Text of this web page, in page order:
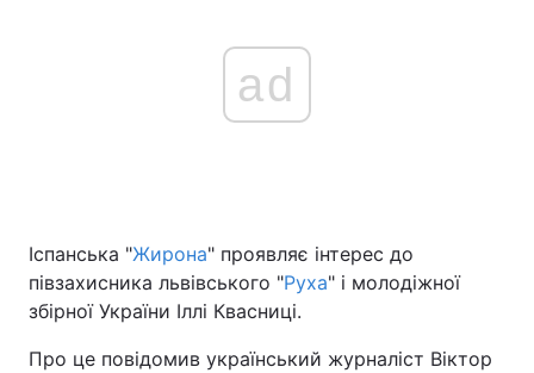
ad
Іспанська "Жирона" проявляє інтерес до
півзахисника львівського "Руха" і молодіжної
збірної України Іллі Квасниці.
Про це повідомив український журналіст Віктор